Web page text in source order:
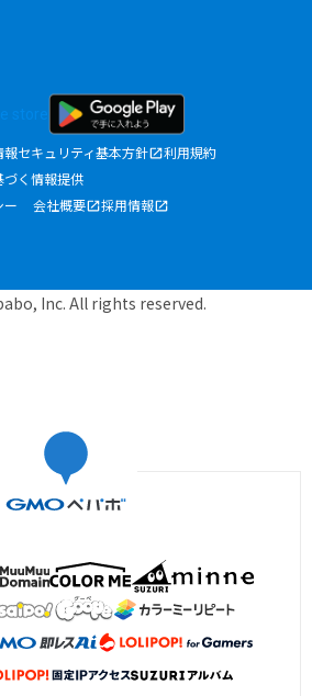
報セキュリティ基本方針
利用規約
づく情報提供
ー
会社概要 採用情報
Inc. All rights reserved.